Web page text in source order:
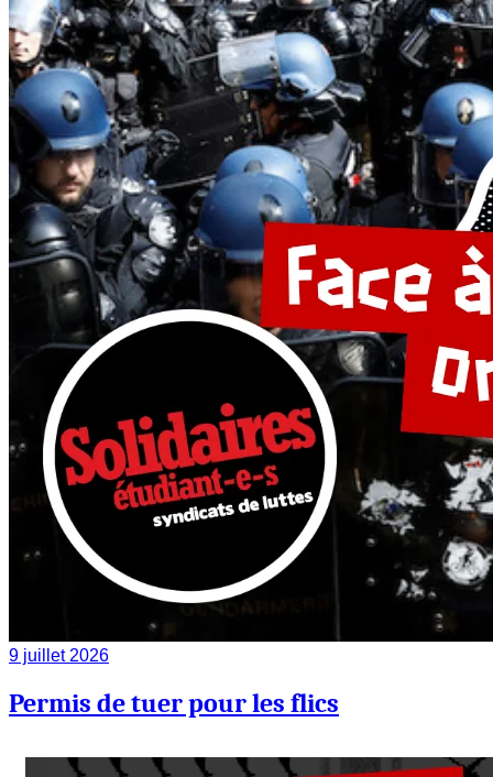
9 juillet 2026
Permis de tuer pour les flics